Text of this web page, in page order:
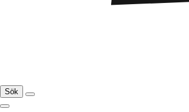
Sök